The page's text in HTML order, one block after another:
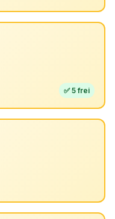
✅ 5 frei